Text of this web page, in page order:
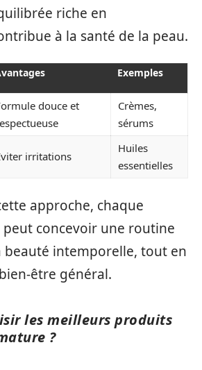
riche en
à la santé de la peau.
Exemples
douce et
Crèmes,
sérums
irritations
Huiles
essentielles
approche, chaque
concevoir une routine
beauté intemporelle, tout en
être général.
les meilleurs produits
?